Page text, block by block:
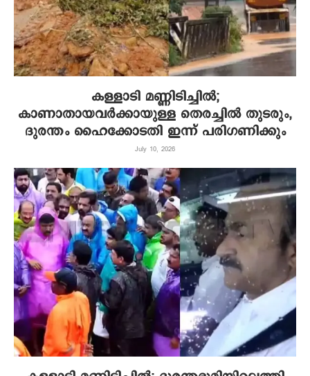
കള്ളാടി മണ്ണിടിച്ചില്‍;
കാണാതായവര്‍ക്കായുള്ള തെരച്ചില്‍ തുടരും,
ദുരന്തം ഹൈക്കോടതി ഇന്ന് പരിഗണിക്കും
July 10, 2026